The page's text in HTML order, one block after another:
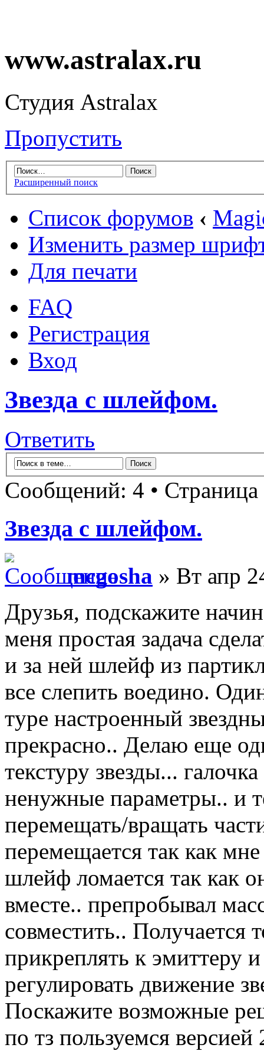
www.astralax.ru
Студия Astralax
Пропустить
Расширенный поиск
Список форумов ‹
Изменить размер
Для печати
FAQ
Регистрация
Вход
Звезда с шлейфом.
Ответить
Сообщений: 4 • Страница
Звезда с шлейфом.
mcgosha » Вт апр
Друзья, подскажите
меня простая задача
и за ней шлейф из
все слепить воедино.
тype настроенный
прекрасно.. Делаю еще
текстуру звезды...
ненужные параметры.. и
перемещать/вращать
перемещается так как
шлейф ломается так как
вместе.. препробывал
совместить.. Получается
прикреплять к эмиттеру
регулировать движение
Поскажите возможные
по тз пользуемся